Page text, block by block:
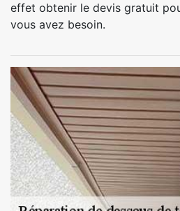
effet obtenir le devis gratuit
vous avez besoin.